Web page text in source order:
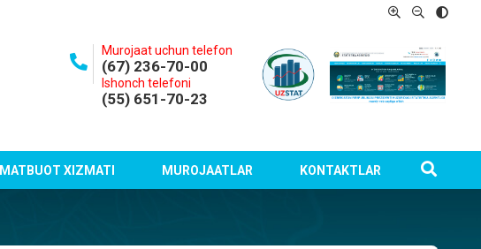
Murojaat uchun telefon
(67) 236-70-00
Ishonch telefoni
(55) 651-70-23
MATBUOT XIZMATI MUROJAATLAR KONTAKTLAR